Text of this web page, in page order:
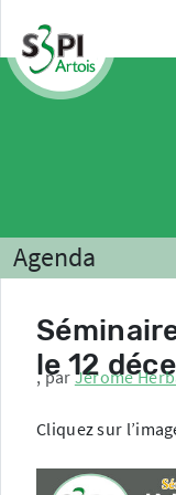
Agenda
le 12
,par Jérome
Cliquez sur